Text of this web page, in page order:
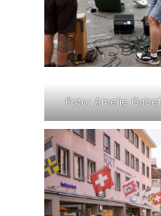
Foto: Amelie Gabel